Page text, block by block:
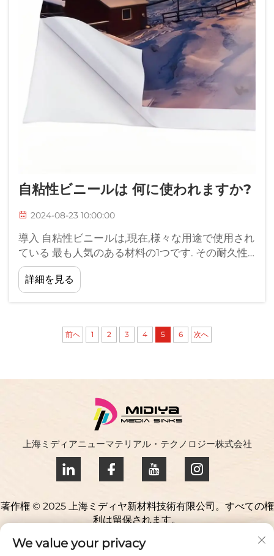
自粘性ビニールは 何に使われますか?
2024-08-23 10:00:00
導入 自粘性ビニールは,現在,様々な用途で使用され
ている 最も人気のある材料の1つです. その耐久性,
多功能性,そしてユーザーフレンドリーなアプリケ
ーションで,それは,インドアとアウトドアタイプの
ための好ましいものになりました. ビニールレイ...
詳細を見る
前へ 1 2 3 4 5 6 次へ
上海ミディアニューマテリアル・テクノロジー株式会社
著作権 © 2025 上海ミディヤ新材料技術有限公司。すべての権
利は留保されます。
プライバシーポリシー
お問い合わせ
We value your privacy